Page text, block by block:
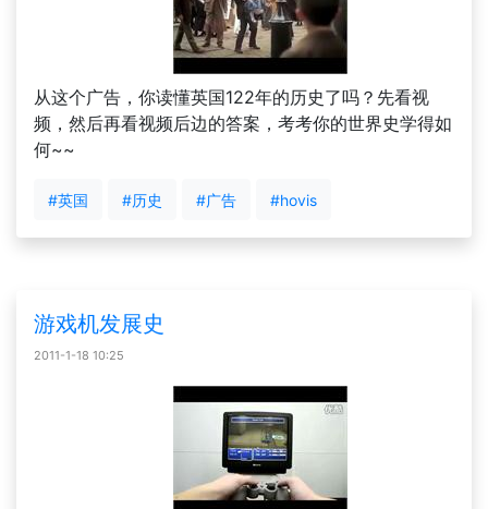
从这个广告，你读懂英国122年的历史了吗？先看视
频，然后再看视频后边的答案，考考你的世界史学得如
何~~
#英国 #历史 #广告 #hovis
游戏机发展史
2011-1-18 10:25